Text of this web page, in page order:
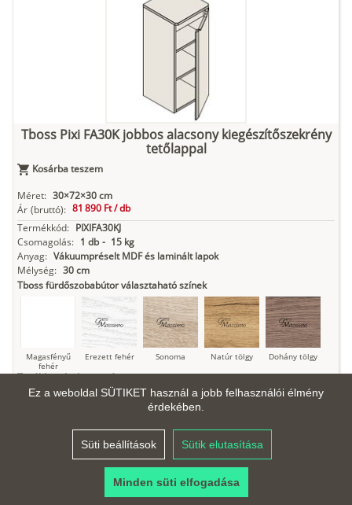
Ez a weboldal SÜTIKET használ a jobb felhasználói élmény
érdekében.
Süti beállítások Sütik elutasítása
Minden süti elfogadása
Loft beton
Nádzöld
Tboss Pixi FA30K jobbos alacsony kiegészítőszekrény
tetőlappal
Kosárba teszem
Méret: 30×72×30 cm
Ár (bruttó): 81 890 Ft /db
Termékkód: PIXIFA30KJ
Csomagolás: 1 db - 15 kg
Anyag: Vákuumpréselt MDF és laminált lapok
Mélység: 30 cm
Tboss fürdőszobabútor választaható színek
Magasfényű
fehér
Erezett fehér Sonoma Natúr tölgy Dohány tölgy
Grafit fa Loft beton
Szupermatt
fehér
További színek mutatása